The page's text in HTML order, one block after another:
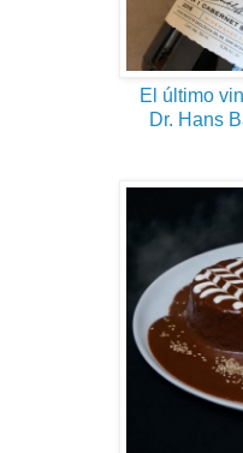
El último
Dr. Hans